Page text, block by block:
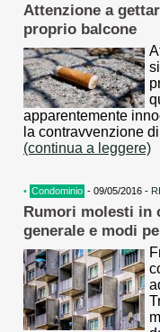
Attenzione a
proprio balcone
apparentemente
la contravvenzione
(continua a leggere)
• Condominio - 09/05/2016 -
Rumori molesti in
generale e modi